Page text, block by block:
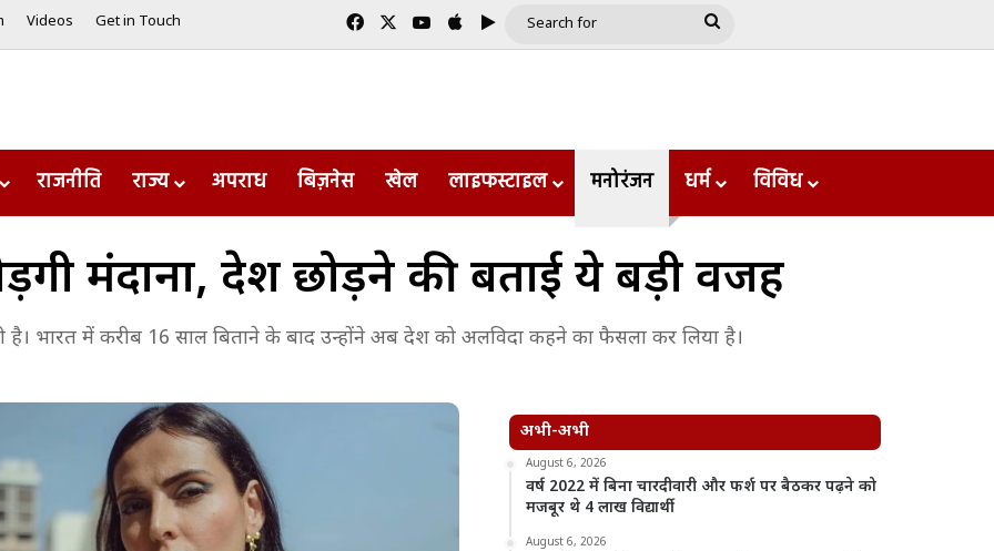
Videos Get in Touch FacebookYouTube
AppleGoogle Play
Search
राजनीति राज्य अपराध बिज़नेस खेल लाइफस्टाइल मनोरंजन धर्म विविध
मंदाना, देश छोड़ने की बताई ये बड़ी वजह
है। भारत में करीब 16 साल बिताने के बाद उन्होंने अब देश को अलविदा कहने का फैसला कर लिया है।
अभी-अभी
August 6, 2026
वर्ष 2022 में बिना चारदीवारी और फर्श पर बैठकर पढ़ने को
मजबूर थे 4 लाख विद्यार्थी
August 6, 2026